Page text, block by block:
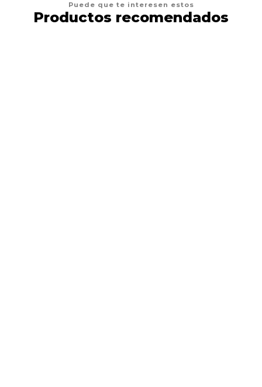
Puede que te interesen estos
Productos recomendados